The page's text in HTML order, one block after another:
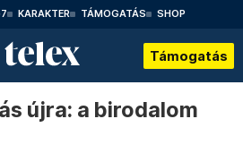
KARAKTER TÁMOGATÁS SHOP
Támogatás
újra: a birodalom